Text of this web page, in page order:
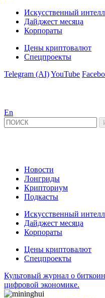
Искусственный
Дайджест месяца
Корпораты
Цены криптовалют
Спецпроекты
Telegram (AI)YouTube
En
Новости
Лонгриды
Крипториум
Подкасты
Искусственный
Дайджест месяца
Корпораты
Цены криптовалют
Спецпроекты
Культовый журнал о
цифровой экономике.